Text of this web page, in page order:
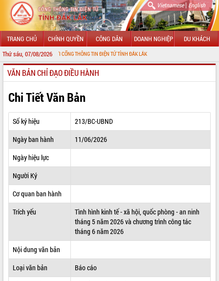
Vietnamese| English
TRANG CHỦ CHÍNH QUYỀN CÔNG DÂN DOANH NGHIỆP DU KHÁCH
Thứ sáu, 07/08/2026
ĐẾN VỚI CỔNG THÔNG TIN ĐIỆN TỬ TỈNH ĐẮK LẮK
GIỚI THIỆU
LÃNH ĐẠO UBND TỈNH
TIN TỨC SỰ KIỆN
SỞ, BAN, NGÀNH
THÔNG TIN CHỈ ĐẠO ĐIỀU HÀNH
HỆ THỐNG VĂN BẢN
VĂN BẢN HĐND TỈNH
QUY HOẠCH - KẾ HOẠCH
VĂN BẢN CHỈ ĐẠO ĐIỀU HÀNH
Chi Tiết Văn Bản
Số ký hiệu
213/BC-UBND
Ngày ban hành
11/06/2026
Ngày hiệu lực
Người Ký
Cơ quan ban hành
Trích yếu
Tình hình kinh tế - xã hội, quốc phòng - an ninh
tháng 5 năm 2026 và chương trình công tác
tháng 6 năm 2026
Nội dung văn bản
Loại văn bản
Báo cáo